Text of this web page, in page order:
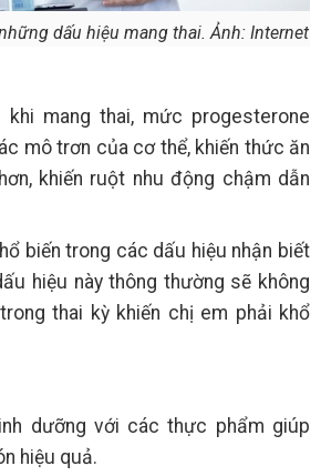
dấu hiệu mang thai. Ảnh: Internet
khi mang thai, mức progesterone
mô trơn của cơ thể, khiến thức ăn
khiến ruột nhu động chậm dẫn
biến trong các dấu hiệu nhận biết
hiệu này thông thường sẽ không
thai kỳ khiến chị em phải khổ
dưỡng với các thực phẩm giúp
hiệu quả.